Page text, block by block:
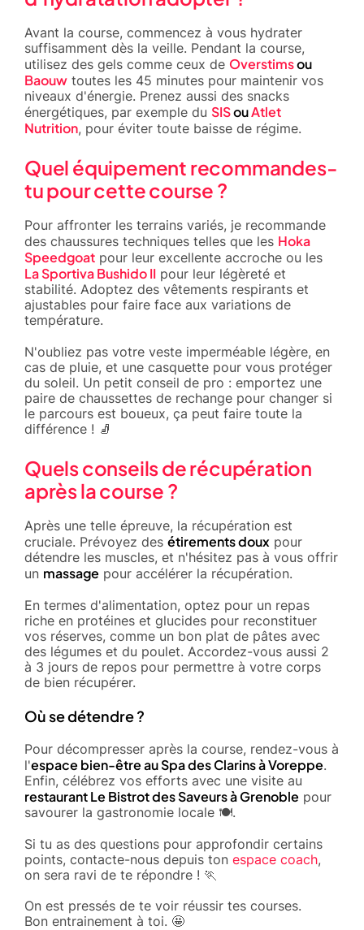
Avant la course, commencez à vous hydrater
suffisamment dès la veille. Pendant la course,
utilisez des gels comme ceux de Overstimsou
Baouw toutes les 45 minutes pour maintenir vos
niveaux d'énergie. Prenez aussi des snacks
énergétiques, par exemple du SISouAtlet
Nutrition, pour éviter toute baisse de régime.
Quel équipement recommandes-
tu pour cette course ?
Pour affronter les terrains variés, je recommande
des chaussures techniques telles que les Hoka
Speedgoat pour leur excellente accroche ou les
La Sportiva Bushido II pour leur légèreté et
stabilité. Adoptez des vêtements respirants et
ajustables pour faire face aux variations de
température.
N'oubliez pas votre veste imperméable légère, en
cas de pluie, et une casquette pour vous protéger
du soleil. Un petit conseil de pro : emportez une
paire de chaussettes de rechange pour changer si
le parcours est boueux, ça peut faire toute la
différence ! 🧦
Quels conseils de récupération
après la course ?
Après une telle épreuve, la récupération est
cruciale. Prévoyez des étirements doux pour
détendre les muscles, et n'hésitez pas à vous offrir
un massage pour accélérer la récupération.
En termes d'alimentation, optez pour un repas
riche en protéines et glucides pour reconstituer
vos réserves, comme un bon plat de pâtes avec
des légumes et du poulet. Accordez-vous aussi 2
à 3 jours de repos pour permettre à votre corps
de bien récupérer.
Où se détendre ?
Pour décompresser après la course, rendez-vous à
l'espace bien-être au Spa des Clarins à Voreppe.
Enfin, célébrez vos efforts avec une visite au
restaurant Le Bistrot des Saveurs à Grenoble pour
savourer la gastronomie locale 🍽️.
Si tu as des questions pour approfondir certains
points, contacte-nous depuis ton espace coach,
on sera ravi de te répondre ! 🏃
On est pressés de te voir réussir tes courses.
Bon entrainement à toi. 🤩